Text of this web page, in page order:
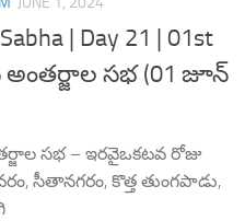
| Day 21 | 01st
సభ (01 జూన్
సభ – ఇరవైఒకటవ రోజు
సీతానగరం, కొత్త తుంగపాడు,